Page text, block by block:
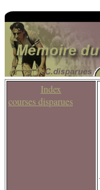
Index
courses disparues